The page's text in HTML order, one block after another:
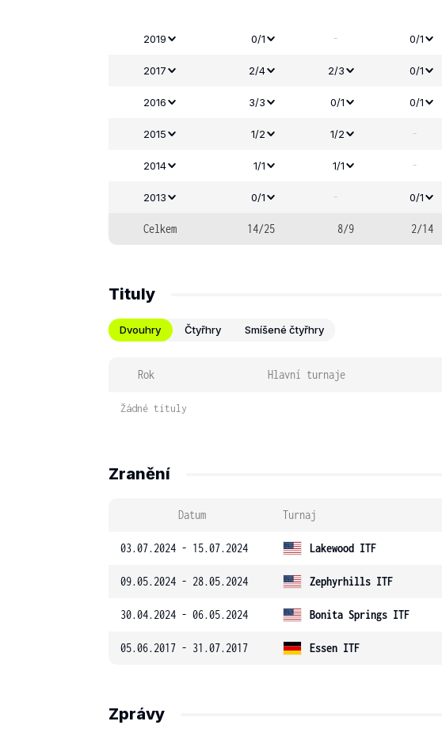
2019 0/1 - 0/1
2017 2/4 2/3 0/1
2016 3/3 0/1 0/1
2015 1/2 1/2 -
2014 1/1 1/1 -
2013 0/1 - 0/1
Celkem 14/25 8/9 2/14
Tituly
Dvouhry Čtyřhry Smíšené čtyřhry
Rok Hlavní turnaje
Žádné tituly
Zranění
Datum Turnaj
03.07.2024 - 15.07.2024 Lakewood ITF
09.05.2024 - 28.05.2024 Zephyrhills ITF
30.04.2024 - 06.05.2024 Bonita Springs ITF
05.06.2017 - 31.07.2017 Essen ITF
Zprávy